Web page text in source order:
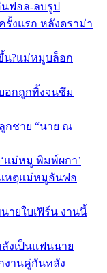
นฟอล-ลบรูป
รั้งแรก หลังดราม่า
น?แม่หมูบล็อก
อกถูกทิ้งจนซึม
กชาย “นาย ณ
แม่หมู พิมพ์ผกา’
เหตุแม่หมูอันฟอ
ายใบเฟิร์น งานนี้
งเป็นแฟนนาย
งานคู่กันหลัง